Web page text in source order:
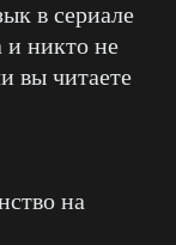
в сериале
и никто не
вы читаете
на